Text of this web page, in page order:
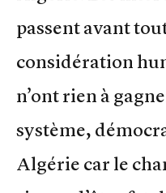
passent avant
considération
n’ont rien à
système,
Algérie car le